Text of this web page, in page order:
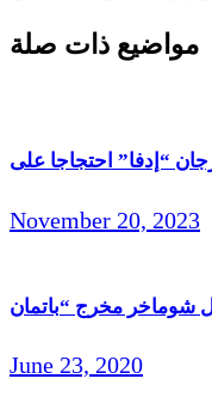
مواضيع ذات صلة
November 20, 2023
June 23, 2020